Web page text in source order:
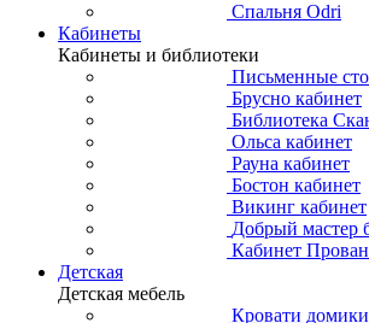
Спальня Odri
Кабинеты
Кабинеты и библиотеки
Письменные
Брусно кабинет
Библиотека
Ольса кабинет
Рауна кабинет
Бостон кабинет
Викинг кабинет
Добрый мастер
Кабинет
Детская
Детская мебель
Кровати домики